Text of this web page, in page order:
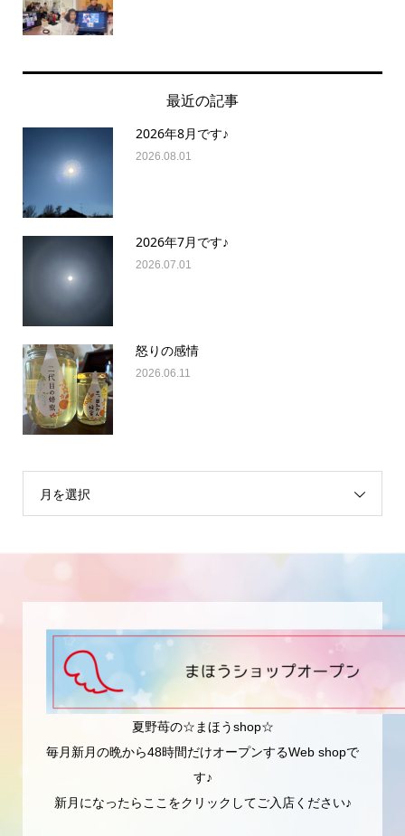
最近の記事
2026年8月です♪
2026.08.01
2026年7月です♪
2026.07.01
怒りの感情
2026.06.11
月を選択
夏野苺の☆まほうshop☆
毎月新月の晩から48時間だけオープンするWeb shopで
す♪
新月になったらここをクリックしてご入店ください♪